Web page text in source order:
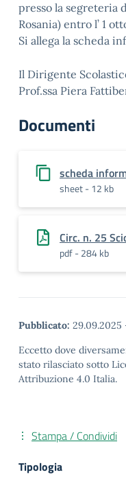
presso la segreteria
Rosania) entro l’ 1
Si allega la scheda
Il Dirigente
Prof.ssa Piera
Documenti
scheda
sheet - 12 kb
Circ. n. 25
pdf - 284 kb
Pubblicato: 29.09.2025
Eccetto dove
stato rilasciato sotto
Attribuzione 4.0 Italia.
Stampa / Condividi
Tipologia